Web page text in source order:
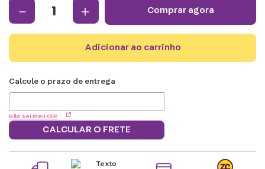
＋
－ comprar agora
adicionar ao carrinho
Não sei meu CEP
CALCULAR O FRETE